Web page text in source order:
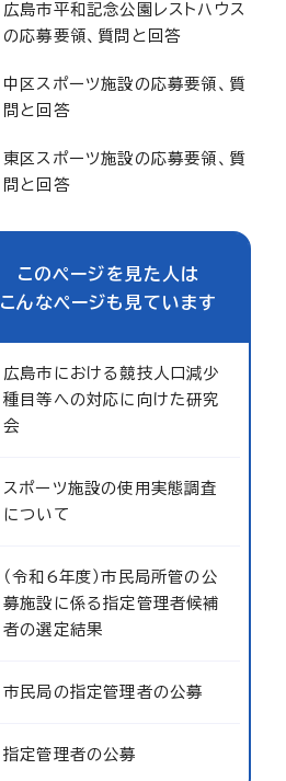
広島市平和記念公園レストハウス
の応募要領、質問と回答
中区スポーツ施設の応募要領、質
問と回答
東区スポーツ施設の応募要領、質
問と回答
このページを見た人は
こんなページも見ています
広島市における競技人口減少
種目等への対応に向けた研究
会
スポーツ施設の使用実態調査
について
（令和6年度）市民局所管の公
募施設に係る指定管理者候補
者の選定結果
市民局の指定管理者の公募
指定管理者の公募